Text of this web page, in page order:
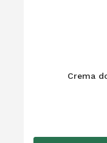
Crema